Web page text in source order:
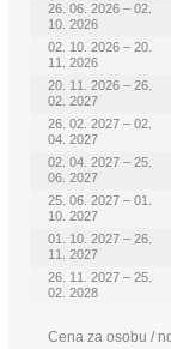
26. 06. 2026 – 02.
10. 2026
02. 10. 2026 – 20.
11. 2026
20. 11. 2026 – 26.
02. 2027
26. 02. 2027 – 02.
04. 2027
02. 04. 2027 – 25.
06. 2027
25. 06. 2027 – 01.
10. 2027
01. 10. 2027 – 26.
11. 2027
26. 11. 2027 – 25.
02. 2028
Cena za osobu /